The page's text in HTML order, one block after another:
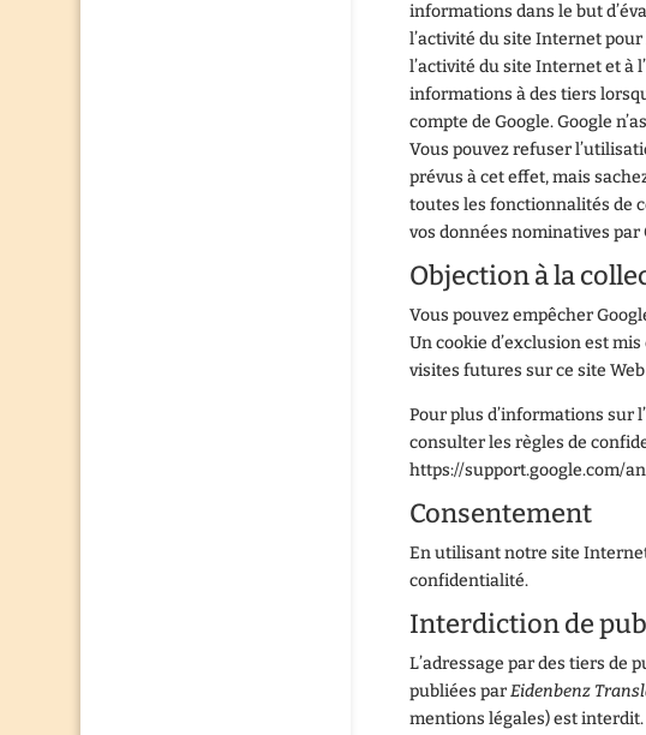
informations dans le but
l’activité du site Internet
l’activité du site Internet et à
informations à des tiers
compte de Google. Google
Vous pouvez refuser
prévus à cet effet, mais
toutes les fonctionnalités de
vos données nominatives
Objection à la
Vous pouvez empêcher
Un cookie d’exclusion est
visites futures sur ce site
Pour plus d’informations sur
consulter les règles de
https://support.google.com/
Consentement
En utilisant notre site
confidentialité.
Interdiction de
L’adressage par des tiers de
publiées parEidenbenz
mentions légales) est